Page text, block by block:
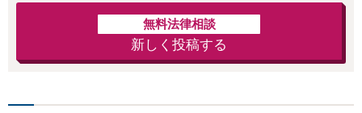
無料法律相談
新しく投稿する